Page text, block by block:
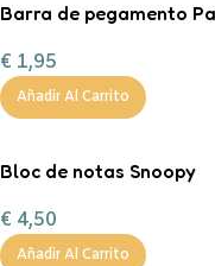
Barra de pegamento
€ 1,95
Añadir Al Carrito
Bloc de notas Snoopy
€ 4,50
Añadir Al Carrito